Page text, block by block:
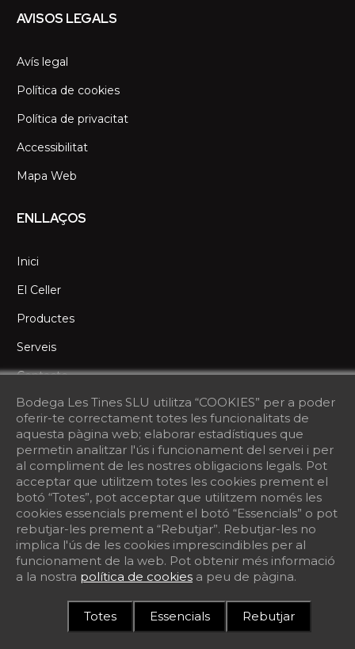
AVISOS LEGALS
Avís legal
Política de cookies
Política de privacitat
Accessibilitat
Mapa Web
ENLLAÇOS
Inici
El Celler
Productes
Serveis
Contacte
ET TRUQUEM
Deixa'ns el teu telèfon i et cridarem al més aviat possible
© 2026 Celler Les Tines - Vols un lloc com aquest? ©
Protiendas
Bodega Les Tines SLU utilitza “COOKIES” per a poder
oferir-te correctament totes les funcionalitats de
aquesta pàgina web; elaborar estadístiques que
permetin analitzar l'ús i funcionament del servei i per
al compliment de les nostres obligacions legals. Pot
acceptar que utilitzem totes les cookies prement el
botó “Totes”, pot acceptar que utilitzem només les
cookies essencials prement el botó “Essencials” o pot
rebutjar-les prement a “Rebutjar”. Rebutjar-les no
implica l'ús de les cookies imprescindibles per al
funcionament de la web. Pot obtenir més informació
a la nostra política de cookies a peu de pàgina.
Totes Essencials Rebutjar